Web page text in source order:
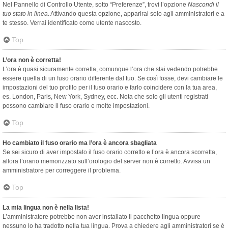
Nel Pannello di Controllo Utente, sotto “Preferenze”, trovi l’opzione Nascondi il
tuo stato in linea. Attivando questa opzione, apparirai solo agli amministratori e a
te stesso. Verrai identificato come utente nascosto.
Top
L’ora non è corretta!
L’ora è quasi sicuramente corretta, comunque l’ora che stai vedendo potrebbe
essere quella di un fuso orario differente dal tuo. Se così fosse, devi cambiare le
impostazioni del tuo profilo per il fuso orario e farlo coincidere con la tua area,
es. London, Paris, New York, Sydney, ecc. Nota che solo gli utenti registrati
possono cambiare il fuso orario e molte impostazioni.
Top
Ho cambiato il fuso orario ma l’ora è ancora sbagliata
Se sei sicuro di aver impostato il fuso orario corretto e l’ora è ancora scorretta,
allora l’orario memorizzato sull’orologio del server non è corretto. Avvisa un
amministratore per correggere il problema.
Top
La mia lingua non è nella lista!
L’amministratore potrebbe non aver installato il pacchetto lingua oppure
nessuno lo ha tradotto nella tua lingua. Prova a chiedere agli amministratori se è